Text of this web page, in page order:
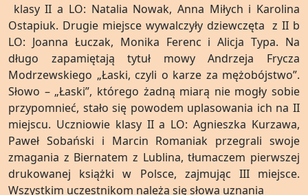
klasy II a LO: Natalia Nowak, Anna Miłych i Karolina
Ostapiuk. Drugie miejsce wywalczyły dziewczęta z II b
LO: Joanna Łuczak, Monika Ferenc i Alicja Typa. Na
długo zapamiętają tytuł mowy Andrzeja Frycza
Modrzewskiego „Łaski, czyli o karze za mężobójstwo”.
Słowo – „Łaski”, którego żadną miarą nie mogły sobie
przypomnieć, stało się powodem uplasowania ich na II
miejscu. Uczniowie klasy II a LO: Agnieszka Kurzawa,
Paweł Sobański i Marcin Romaniak przegrali swoje
zmagania z Biernatem z Lublina, tłumaczem pierwszej
drukowanej książki w Polsce, zajmując III miejsce.
Wszystkim uczestnikom należą się słowa uznania